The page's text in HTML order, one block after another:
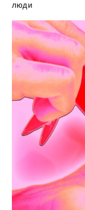
люди